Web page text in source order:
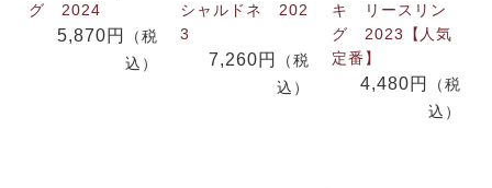
グ 2024
5,870円
（税
込）
シャルドネ 202
3
7,260円
（税
込）
キ リースリン
グ 2023【人気
定番】
4,480円
（税
込）